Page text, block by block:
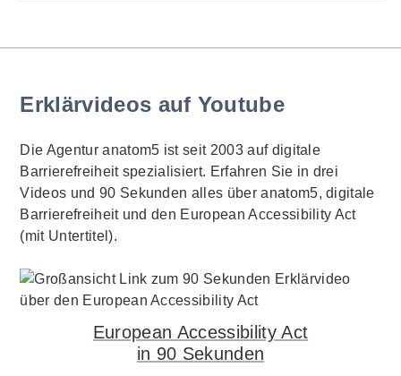
Erklärvideos auf Youtube
Die Agentur anatom5 ist seit 2003 auf digitale
Barrierefreiheit spezialisiert. Erfahren Sie in drei
Videos und 90 Sekunden alles über anatom5, digitale
Barrierefreiheit und den European Accessibility Act
(mit Untertitel).
European Accessibility Act
in 90 Sekunden